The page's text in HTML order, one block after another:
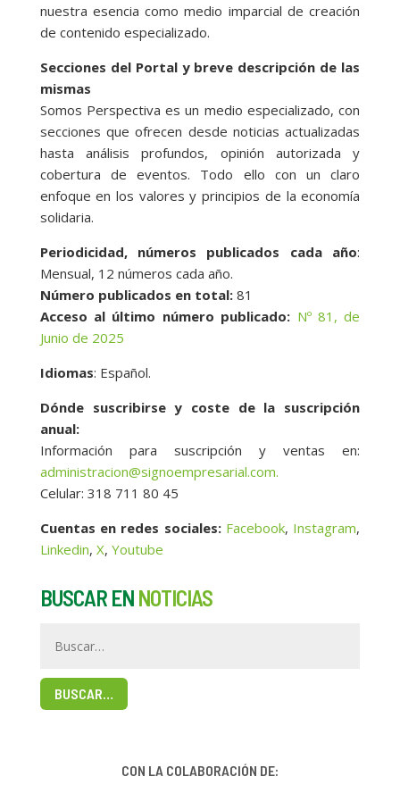
nuestra esencia como medio imparcial de creación
de contenido especializado.
Secciones del Portal y breve descripción de las
mismas
Somos Perspectiva es un medio especializado, con
secciones que ofrecen desde noticias actualizadas
hasta análisis profundos, opinión autorizada y
cobertura de eventos. Todo ello con un claro
enfoque en los valores y principios de la economía
solidaria.
Periodicidad, números publicados cada año:
Mensual, 12 números cada año.
Número publicados en total:81
Acceso al último número publicado: Nº 81, de
Junio de 2025
Idiomas: Español.
Dónde suscribirse y coste de la suscripción
anual:
Información para suscripción y ventas en:
administracion@signoempresarial.com.
Celular: 318 711 80 45
Cuentas en redes sociales: Facebook, Instagram,
Linkedin, X, Youtube
BUSCAR EN NOTICIAS
BUSCAR…
CON LA COLABORACIÓN DE: